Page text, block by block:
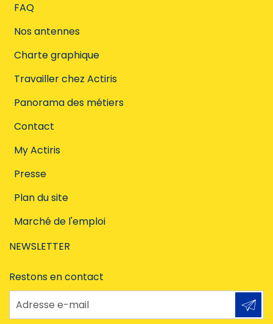
FAQ
Nos antennes
Charte graphique
Travailler chez Actiris
Panorama des métiers
Contact
My Actiris
Presse
Plan du site
Marché de l'emploi
NEWSLETTER
Restons en contact
Adresse e-mail